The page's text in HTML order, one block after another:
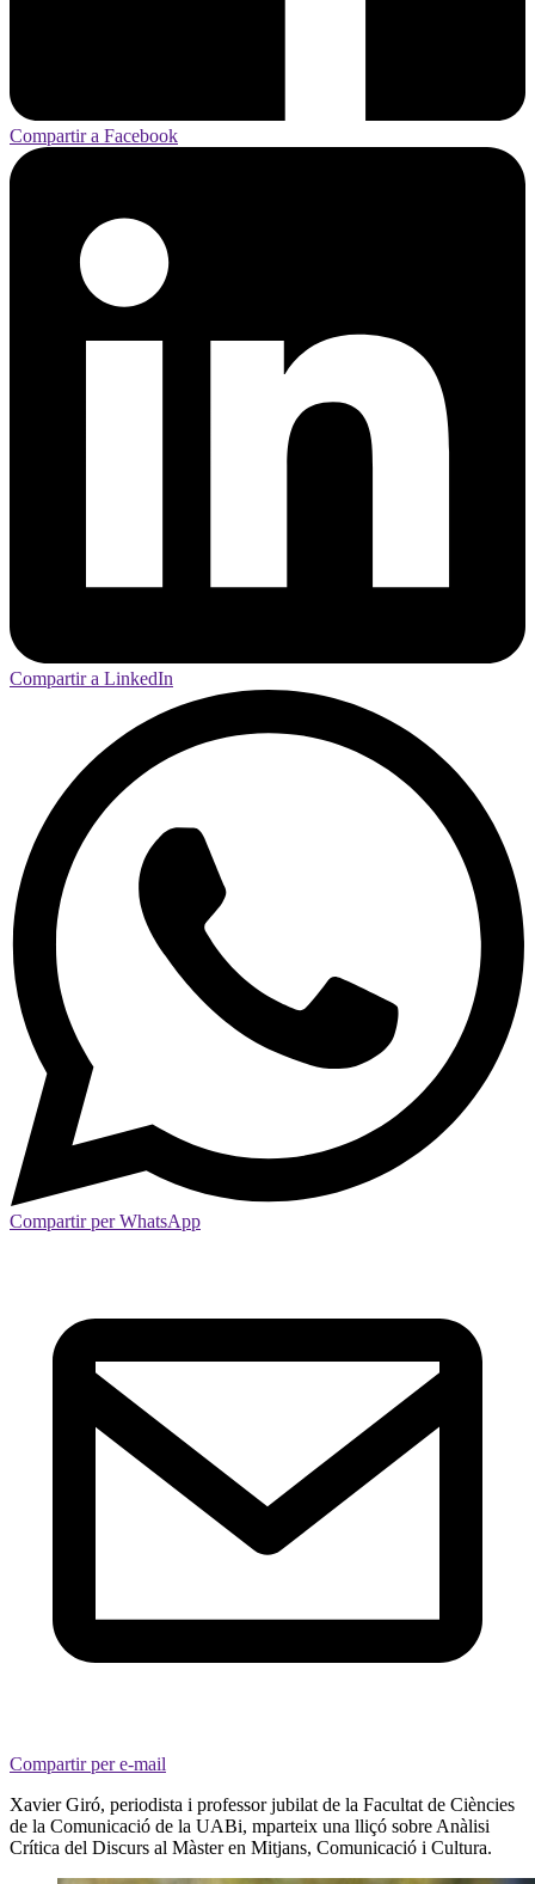
Compartir a Facebook
Compartir a LinkedIn
Compartir per WhatsApp
Compartir per e-mail
Xavier Giró, periodista i professor jubilat de la Facultat de Ciències
de la Comunicació de la UABi, mparteix una lliçó sobre Anàlisi
Crítica del Discurs al Màster en Mitjans, Comunicació i Cultura.